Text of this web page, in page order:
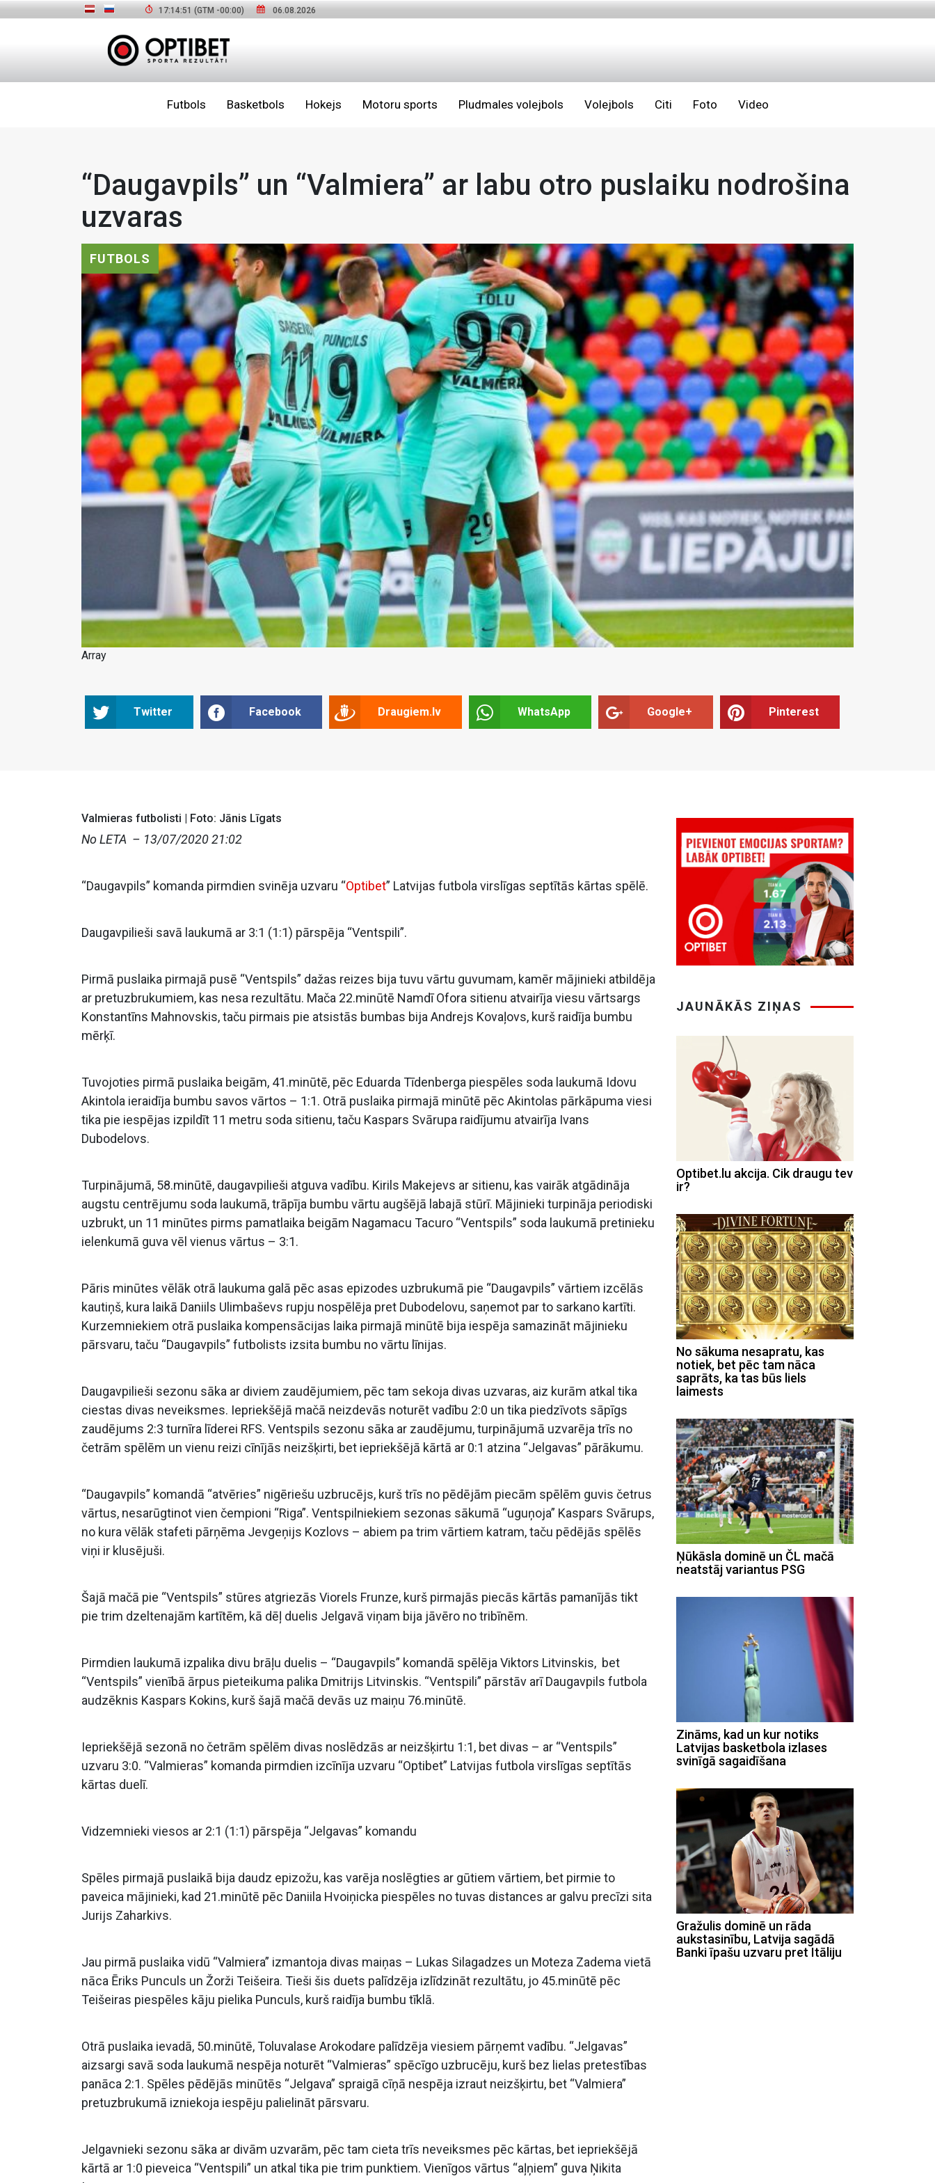
17:14:53 (GTM -00:00) 06.08.2026
Futbols Basketbols Hokejs Motoru sports Pludmales volejbols Volejbols Citi Foto Video
“Daugavpils” un “Valmiera” ar labu otro puslaiku nodrošina
uzvaras
FUTBOLS
Array
Twitter Facebook Draugiem.lv WhatsApp Google+ Pinterest
Valmieras futbolisti | Foto: Jānis Līgats
No LETA – 13/07/2020 21:02
“Daugavpils” komanda pirmdien svinēja uzvaru “Optibet” Latvijas futbola virslīgas septītās kārtas spēlē.
Daugavpilieši savā laukumā ar 3:1 (1:1) pārspēja “Ventspili”.
Pirmā puslaika pirmajā pusē “Ventspils” dažas reizes bija tuvu vārtu guvumam, kamēr mājinieki atbildēja
ar pretuzbrukumiem, kas nesa rezultātu. Mača 22.minūtē Namdī Ofora sitienu atvairīja viesu vārtsargs
Konstantīns Mahnovskis, taču pirmais pie atsistās bumbas bija Andrejs Kovaļovs, kurš raidīja bumbu
mērķī.
Tuvojoties pirmā puslaika beigām, 41.minūtē, pēc Eduarda Tīdenberga piespēles soda laukumā Idovu
Akintola ieraidīja bumbu savos vārtos – 1:1. Otrā puslaika pirmajā minūtē pēc Akintolas pārkāpuma viesi
tika pie iespējas izpildīt 11 metru soda sitienu, taču Kaspars Svārupa raidījumu atvairīja Ivans
Dubodelovs.
Turpinājumā, 58.minūtē, daugavpilieši atguva vadību. Kirils Makejevs ar sitienu, kas vairāk atgādināja
augstu centrējumu soda laukumā, trāpīja bumbu vārtu augšējā labajā stūrī. Mājinieki turpināja periodiski
uzbrukt, un 11 minūtes pirms pamatlaika beigām Nagamacu Tacuro “Ventspils” soda laukumā pretinieku
ielenkumā guva vēl vienus vārtus – 3:1.
Pāris minūtes vēlāk otrā laukuma galā pēc asas epizodes uzbrukumā pie “Daugavpils” vārtiem izcēlās
kautiņš, kura laikā Daniils Ulimbaševs rupju nospēlēja pret Dubodelovu, saņemot par to sarkano kartīti.
Kurzemniekiem otrā puslaika kompensācijas laika pirmajā minūtē bija iespēja samazināt mājinieku
pārsvaru, taču “Daugavpils” futbolists izsita bumbu no vārtu līnijas.
Daugavpilieši sezonu sāka ar diviem zaudējumiem, pēc tam sekoja divas uzvaras, aiz kurām atkal tika
ciestas divas neveiksmes. Iepriekšējā mačā neizdevās noturēt vadību 2:0 un tika piedzīvots sāpīgs
zaudējums 2:3 turnīra līderei RFS. Ventspils sezonu sāka ar zaudējumu, turpinājumā uzvarēja trīs no
četrām spēlēm un vienu reizi cīnījās neizšķirti, bet iepriekšējā kārtā ar 0:1 atzina “Jelgavas” pārākumu.
“Daugavpils” komandā “atvēries” nigēriešu uzbrucējs, kurš trīs no pēdējām piecām spēlēm guvis četrus
vārtus, nesarūgtinot vien čempioni “Riga”. Ventspilniekiem sezonas sākumā “uguņoja” Kaspars Svārups,
no kura vēlāk stafeti pārņēma Jevgeņijs Kozlovs – abiem pa trim vārtiem katram, taču pēdējās spēlēs
viņi ir klusējuši.
Šajā mačā pie “Ventspils” stūres atgriezās Viorels Frunze, kurš pirmajās piecās kārtās pamanījās tikt
pie trim dzeltenajām kartītēm, kā dēļ duelis Jelgavā viņam bija jāvēro no tribīnēm.
Pirmdien laukumā izpalika divu brāļu duelis – “Daugavpils” komandā spēlēja Viktors Litvinskis, bet
“Ventspils” vienībā ārpus pieteikuma palika Dmitrijs Litvinskis. “Ventspili” pārstāv arī Daugavpils futbola
audzēknis Kaspars Kokins, kurš šajā mačā devās uz maiņu 76.minūtē.
Iepriekšējā sezonā no četrām spēlēm divas noslēdzās ar neizšķirtu 1:1, bet divas – ar “Ventspils”
uzvaru 3:0. “Valmieras” komanda pirmdien izcīnīja uzvaru “Optibet” Latvijas futbola virslīgas septītās
kārtas duelī.
Vidzemnieki viesos ar 2:1 (1:1) pārspēja “Jelgavas” komandu
Spēles pirmajā puslaikā bija daudz epizožu, kas varēja noslēgties ar gūtiem vārtiem, bet pirmie to
paveica mājinieki, kad 21.minūtē pēc Daniila Hvoiņicka piespēles no tuvas distances ar galvu precīzi sita
Jurijs Zaharkivs.
Jau pirmā puslaika vidū “Valmiera” izmantoja divas maiņas – Lukas Silagadzes un Moteza Zadema vietā
nāca Ēriks Punculs un Žorži Teišeira. Tieši šis duets palīdzēja izlīdzināt rezultātu, jo 45.minūtē pēc
Teišeiras piespēles kāju pielika Punculs, kurš raidīja bumbu tīklā.
Otrā puslaika ievadā, 50.minūtē, Toluvalase Arokodare palīdzēja viesiem pārņemt vadību. “Jelgavas”
aizsargi savā soda laukumā nespēja noturēt “Valmieras” spēcīgo uzbrucēju, kurš bez lielas pretestības
panāca 2:1. Spēles pēdējās minūtēs “Jelgava” spraigā cīņā nespēja izraut neizšķirtu, bet “Valmiera”
pretuzbrukumā izniekoja iespēju palielināt pārsvaru.
Jelgavnieki sezonu sāka ar divām uzvarām, pēc tam cieta trīs neveiksmes pēc kārtas, bet iepriekšējā
kārtā ar 1:0 pieveica “Ventspili” un atkal tika pie trim punktiem. Vienīgos vārtus “aļņiem” guva Ņikita
JAUNĀKĀS ZIŅAS
Optibet.lu akcija. Cik draugu tev
ir?
No sākuma nesapratu, kas
notiek, bet pēc tam nāca
saprāts, ka tas būs liels
laimests
Ņūkāsla dominē un ČL mačā
neatstāj variantus PSG
Zināms, kad un kur notiks
Latvijas basketbola izlases
svinīgā sagaidīšana
Gražulis dominē un rāda
aukstasinību, Latvija sagādā
Banki īpašu uzvaru pret Itāliju